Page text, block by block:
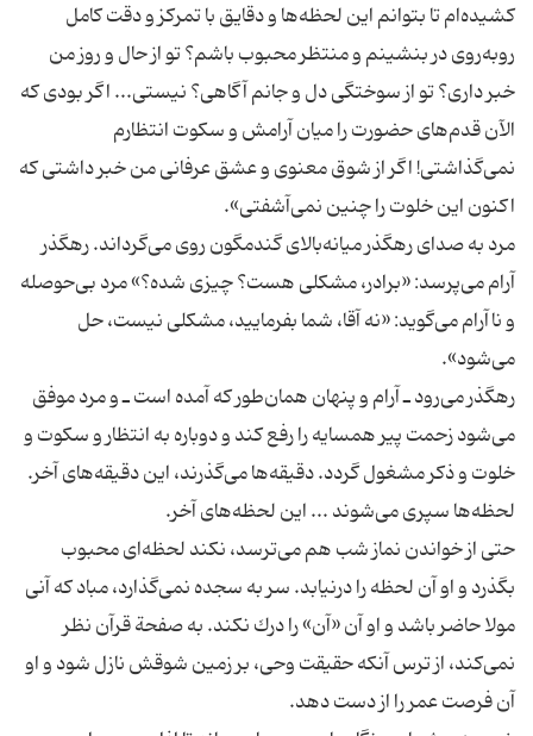
كشیده‌ام تا بتوانم این لحظه‌ها و دقایق با تمركز و دقت كامل
روبه‌روی در بنشینم و منتظر محبوب باشم؟ تو از حال و روز من
خبر داری؟ تو از سوختگی دل و جانم آگاهی؟ نیستی... اگر بودی كه
الآن قدم‌های حضورت را میان آرامش و سكوت انتظارم
نمی‌گذاشتی! اگر از شوق معنوی و عشق عرفانی من خبر داشتی كه
مرد به صدای رهگذر میانه‌بالای گندمگون روی می‌گرداند. رهگذر
آرام می‌پرسد: «برادر، مشكلی هست؟ چیزی شده؟» مرد بی‌حوصله
و ناآرام می‌گوید: «نه آقا، شما بفرمایید، مشكلی نیست، حل
رهگذر می‌رود ـ آرام و پنهان همان‌طور كه آمده است ـ و مرد موفق
می‌شود زحمت پیر همسایه را رفع كند و دوباره به انتظار و سكوت و
خلوت و ذكر مشغول گردد. دقیقه‌ها می‌گذرند، این دقیقه‌های آخر.
حتى از خواندن نماز شب هم می‌ترسد، نكند لحظه‌ای محبوب
بگذرد و او آن لحظه را درنیابد. سر به سجده نمی‌گذارد، مباد كه آنی
مولا حاضر باشد و او آن «آن» را درك نكند. به صفحة قرآن نظر
نمی‌كند، از ترس آنكه حقیقت وحی، بر زمین شوقش نازل شود و او